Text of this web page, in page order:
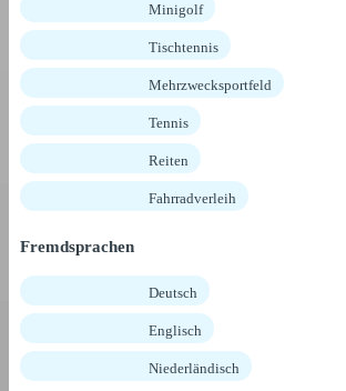
Minigolf
Tischtennis
Mehrzwecksportfeld
Tennis
Reiten
Fahrradverleih
Fremdsprachen
Deutsch
Englisch
Niederländisch